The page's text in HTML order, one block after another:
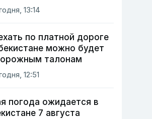
13:14
по платной дороге
можно будет
талонам
12:51
погода ожидается в
7 августа